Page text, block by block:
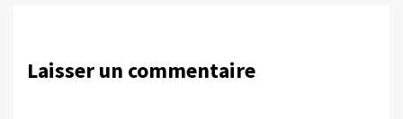
Laisser un commentaire